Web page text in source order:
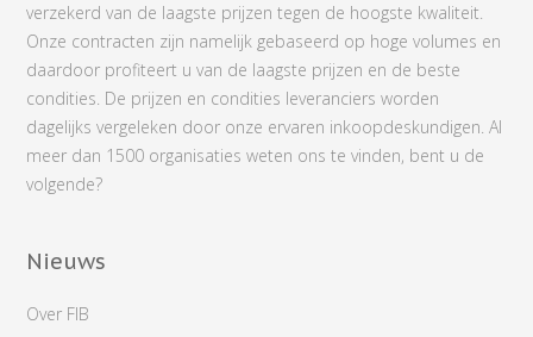
verzekerd van de laagste prijzen tegen de hoogste kwaliteit.
Onze contracten zijn namelijk gebaseerd op hoge volumes en
daardoor profiteert u van de laagste prijzen en de beste
condities. De prijzen en condities leveranciers worden
dagelijks vergeleken door onze ervaren inkoopdeskundigen. Al
meer dan 1500 organisaties weten ons te vinden, bent u de
volgende?
Nieuws
Over FIB